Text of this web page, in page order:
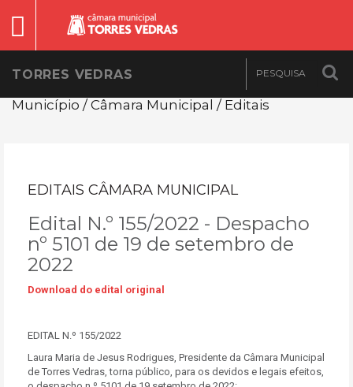
TORRES VEDRAS
Município / Câmara Municipal / Editais
EDITAIS CÂMARA MUNICIPAL
Edital N.º 155/2022 - Despacho
nº 5101 de 19 de setembro de
2022
Download do edital original
EDITAL N.º 155/2022
Laura Maria de Jesus Rodrigues, Presidente da Câmara Municipal
de Torres Vedras, torna público, para os devidos e legais efeitos,